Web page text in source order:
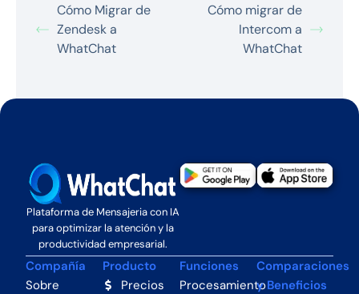
Cómo Migrar de
Zendesk a
WhatChat
Cómo migrar de
Intercom a
WhatChat
Plataforma de Mensajeria con IA
para optimizar la atención y la
productividad empresarial.
Compañía
Sobre
Producto
Precios
Funciones
Procesamiento
Comparaciones
y Beneficios